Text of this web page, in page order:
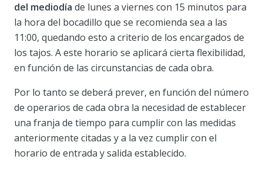
del mediodía de lunes a viernes con 15 minutos para
la hora del bocadillo que se recomienda sea a las
11:00, quedando esto a criterio de los encargados de
los tajos. A este horario se aplicará cierta flexibilidad,
en función de las circunstancias de cada obra.
Por lo tanto se deberá prever, en función del número
de operarios de cada obra la necesidad de establecer
una franja de tiempo para cumplir con las medidas
anteriormente citadas y a la vez cumplir con el
horario de entrada y salida establecido.